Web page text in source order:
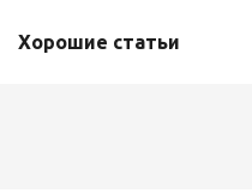
Хорошие статьи